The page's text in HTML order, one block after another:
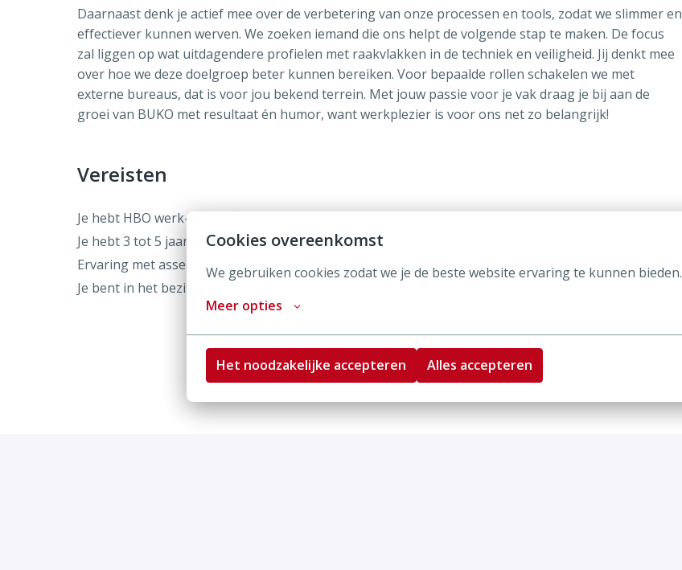
Cookies overeenkomst
We gebruiken cookies zodat we je de beste website ervaring te kunnen bieden.
Meer opties
Het noodzakelijke accepteren Alles accepteren
Daarnaast denk je actief mee over de verbetering van onze processen en tools, zodat we slimmer en
effectiever kunnen werven. We zoeken iemand die ons helpt de volgende stap te maken. De focus
zal liggen op wat uitdagendere profielen met raakvlakken in de techniek en veiligheid. Jij denkt mee
over hoe we deze doelgroep beter kunnen bereiken. Voor bepaalde rollen schakelen we met
externe bureaus, dat is voor jou bekend terrein. Met jouw passie voor je vak draag je bij aan de
groei van BUKO met resultaat én humor, want werkplezier is voor ons net zo belangrijk!
Vereisten
Je hebt HBO werk- en denkniveau.
Je hebt 3 tot 5 jaar ervaring in Recruitment (aan bureau of corporate kant).
Ervaring met assessments, ATS en LinkedIn recruiter seat is een pré.
Je bent in het bezit van een rijbewijs, zodat je met onze poolauto op pad gaat wanneer dat nodig is.